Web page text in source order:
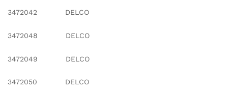
3472042 DELCO
3472048 DELCO
3472049 DELCO
3472050 DELCO